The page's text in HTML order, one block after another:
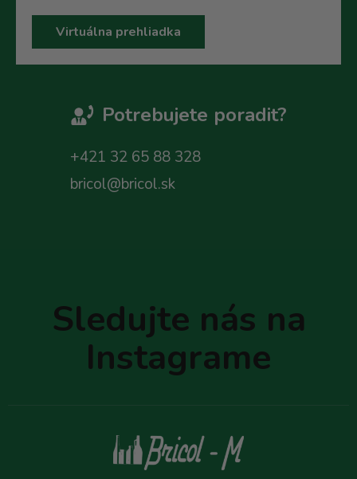
Virtuálna prehliadka
Potrebujete poradit?
+421 32 65 88 328
bricol@bricol.sk
Sledujte nás na
Instagrame